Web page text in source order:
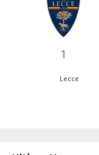
1
Lecce